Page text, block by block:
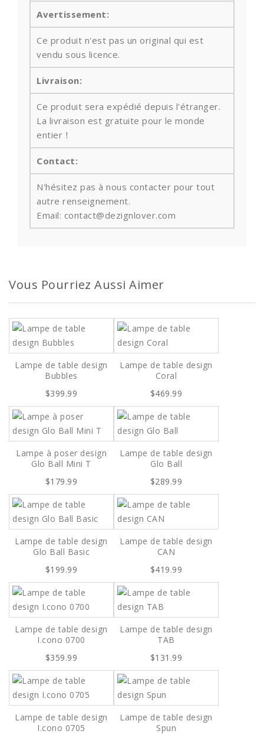
Avertissement:
Ce produit n'est pas un original qui est
vendu sous licence.
Livraison:
Ce produit sera expédié depuis l'étranger.
La livraison est gratuite pour le monde
entier！
Contact:
N'hésitez pas à nous contacter pour tout
autre renseignement.
Email: contact@dezignlover.com
Vous Pourriez Aussi Aimer
Lampe de table design
Bubbles
$399.99
Lampe de table design
Coral
$469.99
Lampe à poser design
Glo Ball Mini T
$179.99
Lampe de table design
Glo Ball
$289.99
Lampe de table design
Glo Ball Basic
$199.99
Lampe de table design
CAN
$419.99
Lampe de table design
I.cono 0700
$359.99
Lampe de table design
TAB
$131.99
Lampe de table design
I.cono 0705
Lampe de table design
Spun